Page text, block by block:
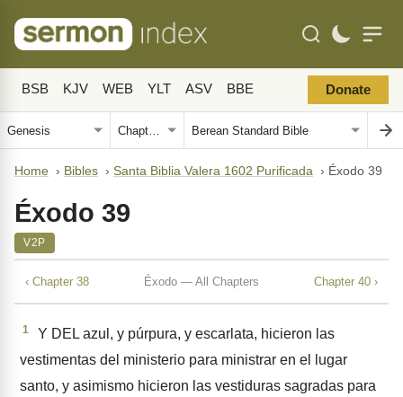
BSB KJV WEB YLT ASV BBE Donate
Home › Bibles › Santa Biblia Valera 1602 Purificada › Éxodo 39
Éxodo 39
V2P
‹ Chapter 38 Éxodo — All Chapters Chapter 40 ›
1
Y DEL azul, y púrpura, y escarlata, hicieron las
vestimentas del ministerio para ministrar en el lugar
santo, y asimismo hicieron las vestiduras sagradas para